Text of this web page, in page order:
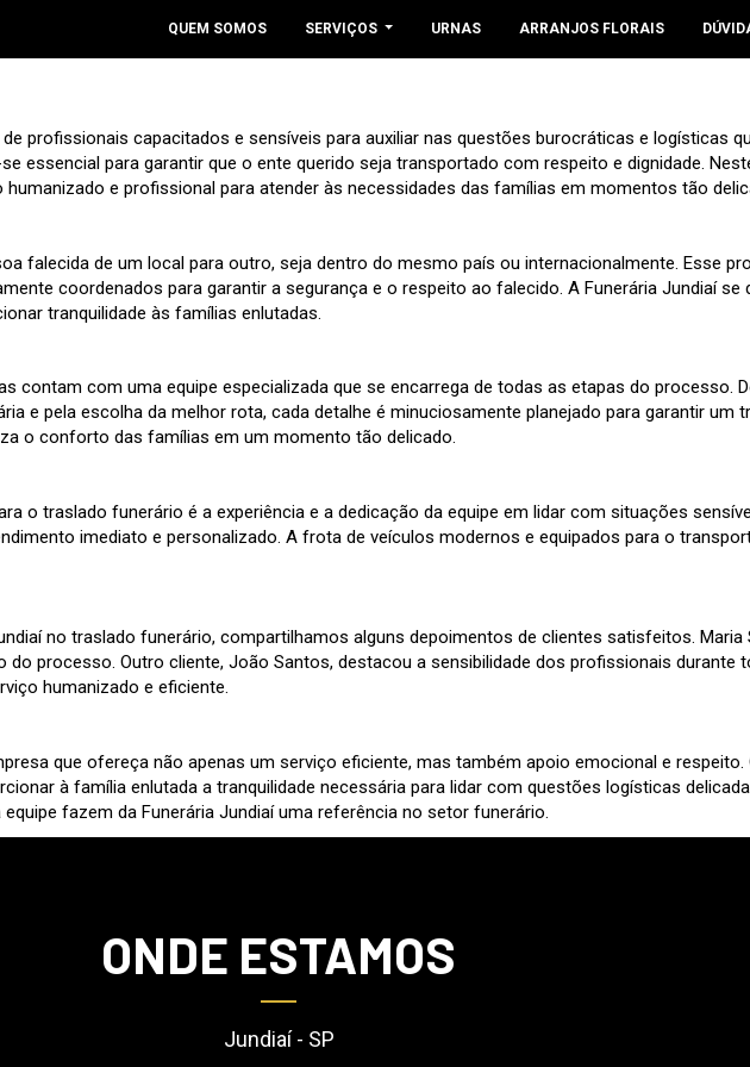
QUEM SOMOS SERVIÇOS URNAS ARRANJOS FLORAIS
profissionais capacitados e sensíveis para auxiliar nas questões burocráticas e logísticas
essencial para garantir que o ente querido seja transportado com respeito e dignidade.
e profissional para atender às necessidades das famílias em momentos tão
falecida de um local para outro, seja dentro do mesmo país ou internacionalmente. Esse
coordenados para garantir a segurança e o respeito ao falecido. A Funerária Jundiaí
tranquilidade às famílias enlutadas.
contam com uma equipe especializada que se encarrega de todas as etapas do processo.
e pela escolha da melhor rota, cada detalhe é minuciosamente planejado para garantir um
o conforto das famílias em um momento tão delicado.
o traslado funerário é a experiência e a dedicação da equipe em lidar com situações
imediato e personalizado. A frota de veículos modernos e equipados para o
no traslado funerário, compartilhamos alguns depoimentos de clientes satisfeitos.
do processo. Outro cliente, João Santos, destacou a sensibilidade dos profissionais durante
humanizado e eficiente.
que ofereça não apenas um serviço eficiente, mas também apoio emocional e
à família enlutada a tranquilidade necessária para lidar com questões logísticas
fazem da Funerária Jundiaí uma referência no setor funerário.
ONDE ESTAMOS
Jundiaí - SP